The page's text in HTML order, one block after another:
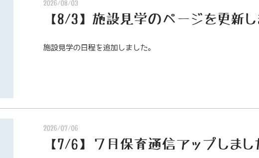
2026/08/03
【8/3】施設見学のページを更新し
施設見学の日程を追加しました。
2026/07/06
【7/6】７月保育通信アップしまし